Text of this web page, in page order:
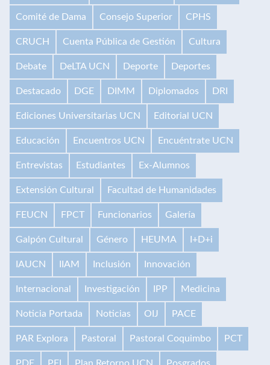
Comité de Dama Consejo Superior CPHS
CRUCH Cuenta Pública de Gestión Cultura
Debate DeLTA UCN Deporte Deportes
Destacado DGE DIMM Diplomados DRI
Ediciones Universitarias UCN Editorial UCN
Educación Encuentros UCN Encuéntrate UCN
Entrevistas Estudiantes Ex-Alumnos
Extensión Cultural Facultad de Humanidades
FEUCN FPCT Funcionarios Galería
Galpón Cultural Género HEUMA I+D+i
IAUCN IIAM Inclusión Innovación
Internacional Investigación IPP Medicina
Noticia Portada Noticias OIJ PACE
PAR Explora Pastoral Pastoral Coquimbo PCT